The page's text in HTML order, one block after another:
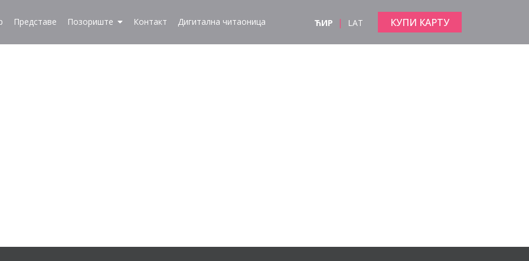
Представе Позориште Контакт Дигитална читаоница ЋИР | LAT КУПИ КАРТУ